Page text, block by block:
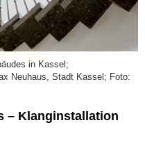
in Kassel;
Neuhaus, Stadt Kassel; Foto:
– Klanginstallation